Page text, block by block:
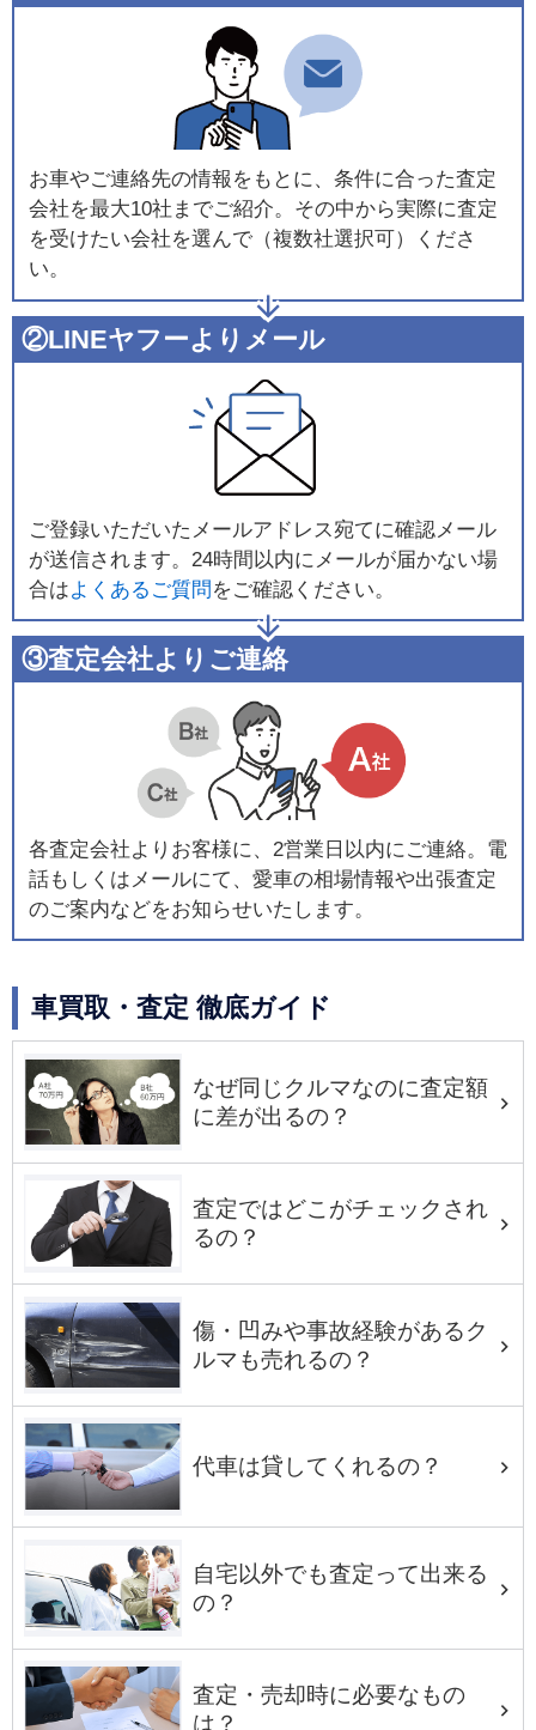
お車やご連絡先の情報をもとに、条件に合った査定
会社を最大10社までご紹介。その中から実際に査定
を受けたい会社を選んで（複数社選択可）くださ
い。
②LINEヤフーよりメール
ご登録いただいたメールアドレス宛てに確認メール
が送信されます。24時間以内にメールが届かない場
合はよくあるご質問 をご確認ください。
③査定会社よりご連絡
各査定会社よりお客様に、2営業日以内にご連絡。電
話もしくはメールにて、愛車の相場情報や出張査定
のご案内などをお知らせいたします。
車買取・査定 徹底ガイド
なぜ同じクルマなのに査定額
に差が出るの？
査定ではどこがチェックされ
るの？
傷・凹みや事故経験があるク
ルマも売れるの？
代車は貸してくれるの？
自宅以外でも査定って出来る
の？
査定・売却時に必要なもの
は？